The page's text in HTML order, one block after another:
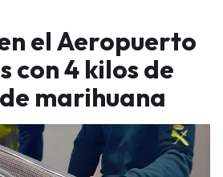
el Aeropuerto
con 4 kilos de
marihuana